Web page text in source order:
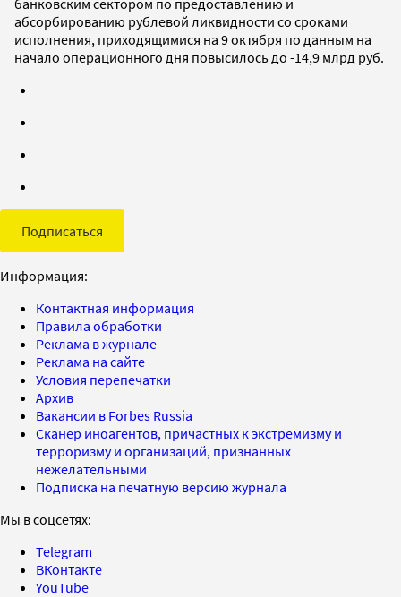
абсорбированию рублевой ликвидности со сроками
исполнения, приходящимися на 9 октября по данным на
начало операционного дня повысилось до -14,9 млрд руб.
Подписаться
Информация:
Контактная информация
Правила обработки
Реклама в журнале
Реклама на сайте
Условия перепечатки
Архив
Вакансии в Forbes Russia
Сканер иноагентов, причастных к экстремизму и
терроризму и организаций, признанных
нежелательными
Подписка на печатную версию журнала
Мы в соцсетях:
Telegram
ВКонтакте
YouTube